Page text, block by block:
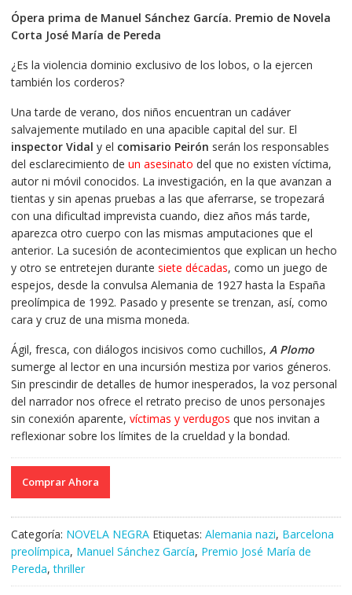
original
era:
actual
es:
Ópera prima de Manuel Sánchez García. Premio de Novela
Corta José María de Pereda
¿Es la violencia dominio exclusivo de los lobos, o la ejercen
también los corderos?
Una tarde de verano, dos niños encuentran un cadáver
salvajemente mutilado en una apacible capital del sur. El
inspector Vidal y el comisario Peirón serán los responsables
del esclarecimiento de un asesinato del que no existen víctima,
autor ni móvil conocidos. La investigación, en la que avanzan a
tientas y sin apenas pruebas a las que aferrarse, se tropezará
con una dificultad imprevista cuando, diez años más tarde,
aparezca otro cuerpo con las mismas amputaciones que el
anterior. La sucesión de acontecimientos que explican un hecho
y otro se entretejen durante siete décadas, como un juego de
espejos, desde la convulsa Alemania de 1927 hasta la España
preolímpica de 1992. Pasado y presente se trenzan, así, como
cara y cruz de una misma moneda.
Ágil, fresca, con diálogos incisivos como cuchillos, A Plomo
sumerge al lector en una incursión mestiza por varios géneros.
Sin prescindir de detalles de humor inesperados, la voz personal
del narrador nos ofrece el retrato preciso de unos personajes
sin conexión aparente, víctimas y verdugos que nos invitan a
reflexionar sobre los límites de la crueldad y la bondad.
Comprar Ahora
Categoría: NOVELA NEGRA Etiquetas: Alemania nazi, Barcelona
preolímpica, Manuel Sánchez García, Premio José María de
Pereda,thriller